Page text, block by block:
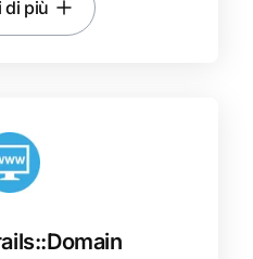
di più
Domain